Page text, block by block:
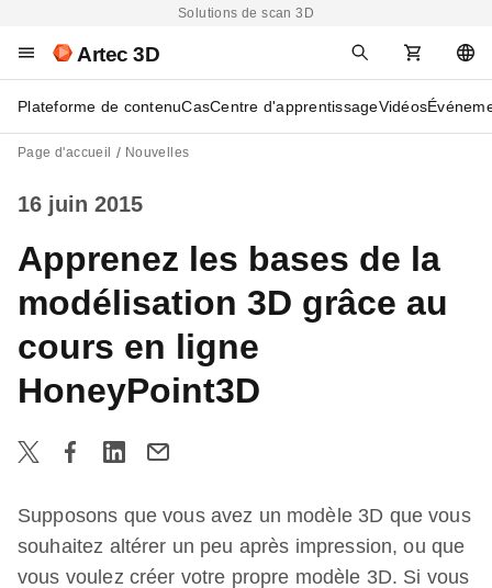
Solutions de scan 3D
Artec 3D
Plateforme de contenuCasCentre d'apprentissageVidéos
Page d'accueil Nouvelles
16 juin 2015
Apprenez les bases de la
modélisation 3D grâce au
cours en ligne
HoneyPoint3D
Supposons que vous avez un modèle 3D que vous
souhaitez altérer un peu après impression, ou que
vous voulez créer votre propre modèle 3D. Si vous